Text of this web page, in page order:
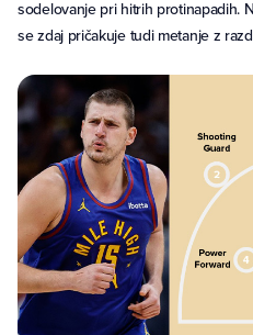
sodelovanje pri hitrih protinapadih.
se zdaj pričakuje tudi metanje z